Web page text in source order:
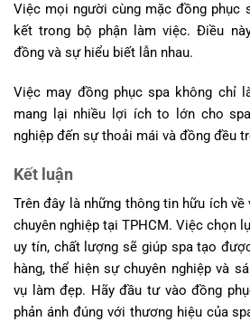
Việc mọi người cùng mặc đồng phục
kết trong bộ phận làm việc. Điều
đồng và sự hiểu biết lẫn nhau.
Việc may đồng phục spa không chỉ
mang lại nhiều lợi ích to lớn cho
nghiệp đến sự thoải mái và đồng đều
Kết luận
Trên đây là những thông tin hữu ích
chuyên nghiệp tại TPHCM. Việc chọn
uy tín, chất lượng sẽ giúp spa tạo
hàng, thể hiện sự chuyên nghiệp và
vụ làm đẹp. Hãy đầu tư vào đồng
phản ánh đúng với thương hiệu của